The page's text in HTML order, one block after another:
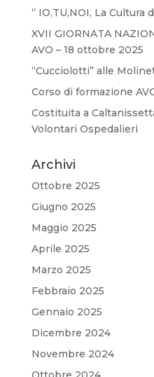
“ IO,TU,NOI, La Cultura
XVII GIORNATA
AVO – 18 ottobre 2025
“Cucciolotti” alle
Corso di formazione
Costituita a
Volontari Ospedalieri
Archivi
Ottobre 2025
Giugno 2025
Maggio 2025
Aprile 2025
Marzo 2025
Febbraio 2025
Gennaio 2025
Dicembre 2024
Novembre 2024